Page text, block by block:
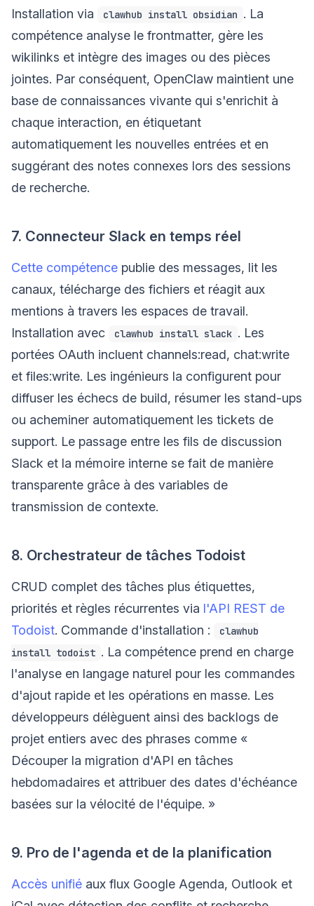
Installation via
clawhub install obsidian . La
compétence analyse le frontmatter, gère les
wikilinks et intègre des images ou des pièces
jointes. Par conséquent, OpenClaw maintient une
base de connaissances vivante qui s'enrichit à
chaque interaction, en étiquetant
automatiquement les nouvelles entrées et en
suggérant des notes connexes lors des sessions
de recherche.
7. Connecteur Slack en temps réel
Cette compétence publie des messages, lit les
canaux, télécharge des fichiers et réagit aux
mentions à travers les espaces de travail.
Installation avec
clawhub install slack . Les
portées OAuth incluent channels:read, chat:write
et files:write. Les ingénieurs la configurent pour
diffuser les échecs de build, résumer les stand-ups
ou acheminer automatiquement les tickets de
support. Le passage entre les fils de discussion
Slack et la mémoire interne se fait de manière
transparente grâce à des variables de
transmission de contexte.
8. Orchestrateur de tâches Todoist
CRUD complet des tâches plus étiquettes,
priorités et règles récurrentes via l'API REST de
Todoist. Commande d'installation :
clawhub
install todoist . La compétence prend en charge
l'analyse en langage naturel pour les commandes
d'ajout rapide et les opérations en masse. Les
développeurs délèguent ainsi des backlogs de
projet entiers avec des phrases comme «
Découper la migration d'API en tâches
hebdomadaires et attribuer des dates d'échéance
basées sur la vélocité de l'équipe. »
9. Pro de l'agenda et de la planification
Accès unifié aux flux Google Agenda, Outlook et